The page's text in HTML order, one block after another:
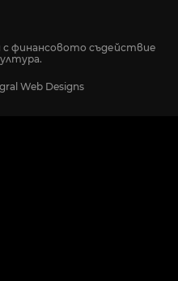
финансовото съдействие
Web Designs